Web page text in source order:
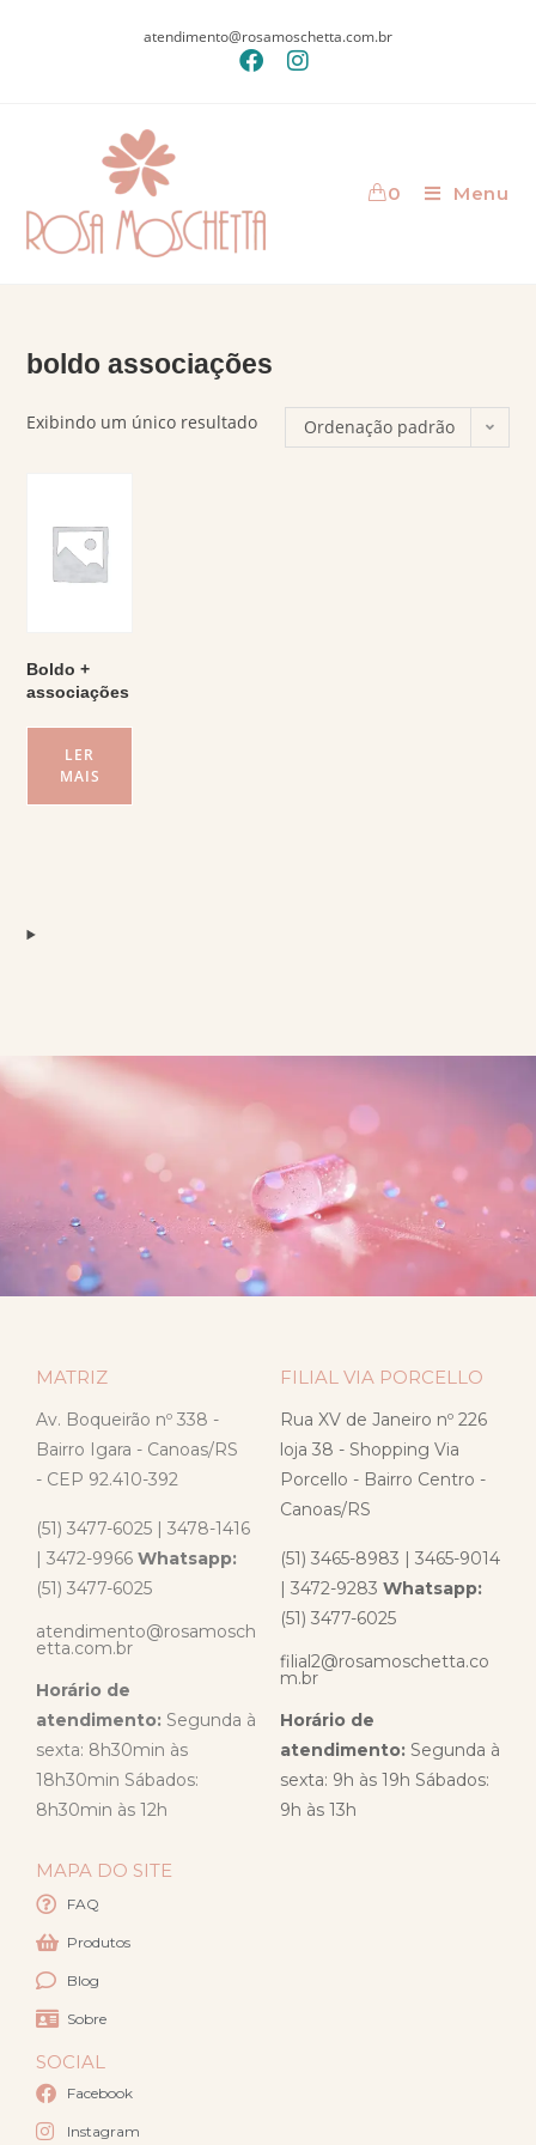
atendimento@rosamoschetta.com.br
0 Menu
boldo associações
Exibindo um único resultado Ordenação padrão
Boldo +
associações
LER
MAIS
MATRIZ
Av. Boqueirão nº 338 -
Bairro Igara - Canoas/RS
- CEP 92.410-392
(51) 3477-6025 | 3478-1416
| 3472-9966 Whatsapp:
(51) 3477-6025
atendimento@rosamosch
etta.com.br
Horário de
atendimento: Segunda à
sexta: 8h30min às
18h30min Sábados:
8h30min às 12h
FILIAL VIA PORCELLO
Rua XV de Janeiro nº 226
loja 38 - Shopping Via
Porcello - Bairro Centro -
Canoas/RS
(51) 3465-8983 | 3465-9014
| 3472-9283 Whatsapp:
(51) 3477-6025
filial2@rosamoschetta.co
m.br
Horário de
atendimento: Segunda à
sexta: 9h às 19h Sábados:
9h às 13h
MAPA DO SITE
FAQ
Produtos
Blog
Sobre
SOCIAL
Facebook
Instagram